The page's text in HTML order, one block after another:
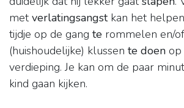
metverlatingsangstkan het
tijdje op de gang te rommelen en/of
(huishoudelijke) klussen te doen op
verdieping. Je kan om de paar
kind gaan kijken.